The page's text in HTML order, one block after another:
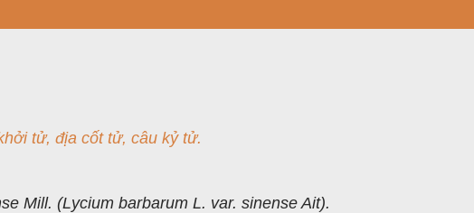
tử, địa cốt tử, câu kỷ tử.
Mill. (Lycium barbarum L. var. sinense Ait).